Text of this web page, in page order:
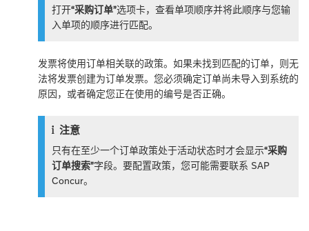
打开“采购订单”选项卡，查看单项顺序并将此顺序与您输
入单项的顺序进行匹配。
发票将使用订单相关联的政策。如果未找到匹配的订单，则无
法将发票创建为订单发票。您必须确定订单尚未导入到系统的
原因，或者确定您正在使用的编号是否正确。
注意
只有在至少一个订单政策处于活动状态时才会显示“采购
订单搜索”字段。要配置政策，您可能需要联系 SAP
Concur。